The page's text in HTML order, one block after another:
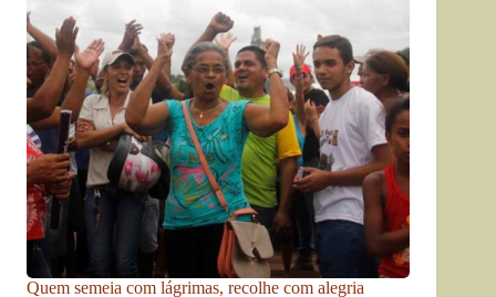
Quem semeia com lágrimas, recolhe com alegria